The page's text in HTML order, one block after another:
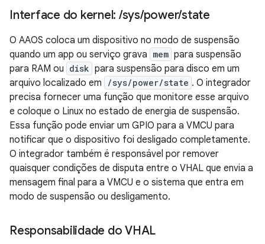
Interface do kernel: /sys/power/state
O AAOS coloca um dispositivo no modo de suspensão
quando um app ou serviço grava mem para suspensão
para RAM ou disk para suspensão para disco em um
arquivo localizado em
/sys/power/state . O integrador
precisa fornecer uma função que monitore esse arquivo
e coloque o Linux no estado de energia de suspensão.
Essa função pode enviar um GPIO para a VMCU para
notificar que o dispositivo foi desligado completamente.
O integrador também é responsável por remover
quaisquer condições de disputa entre o VHAL que envia a
mensagem final para a VMCU e o sistema que entra em
modo de suspensão ou desligamento.
Responsabilidade do VHAL